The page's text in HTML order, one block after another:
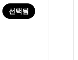
선택됨